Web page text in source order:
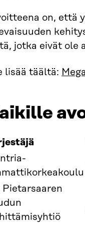
on, että
jotka eivät ole
lisää täältä:
Pietarsaaren